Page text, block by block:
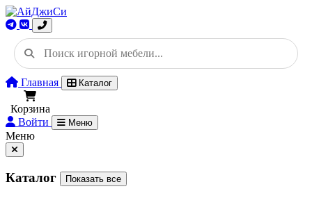
Главная Каталог
Корзина
Войти
Меню
Меню
Каталог Показать все